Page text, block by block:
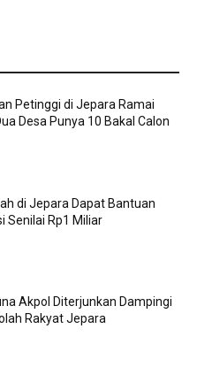
Petinggi di Jepara Ramai
Desa Punya 10 Bakal Calon
di Jepara Dapat Bantuan
Senilai Rp1 Miliar
Akpol Diterjunkan Dampingi
Rakyat Jepara